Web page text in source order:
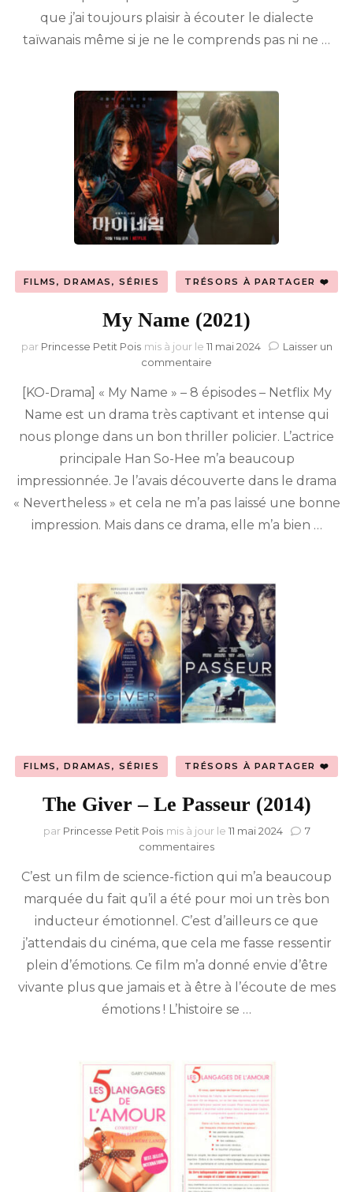
que j’ai toujours plaisir à écouter le dialecte
taïwanais même si je ne le comprends pas ni ne …
FILMS, DRAMAS, SÉRIES TRÉSORS À PARTAGER ❤️
My Name (2021)
par Princesse Petit Pois mis à jour le 11 mai 2024
Laisser un
commentaire
Name
(2021)
[KO-Drama] « My Name » – 8 épisodes – Netflix My
Name est un drama très captivant et intense qui
nous plonge dans un bon thriller policier. L’actrice
principale Han So-Hee m’a beaucoup
impressionnée. Je l’avais découverte dans le drama
« Nevertheless » et cela ne m’a pas laissé une bonne
impression. Mais dans ce drama, elle m’a bien …
FILMS, DRAMAS, SÉRIES TRÉSORS À PARTAGER ❤️
The Giver – Le Passeur (2014)
par Princesse Petit Pois mis à jour le 11 mai 2024
7
commentairessur
Giver
–
Passeur
(2014)
C’est un film de science-fiction qui m’a beaucoup
marquée du fait qu’il a été pour moi un très bon
inducteur émotionnel. C’est d’ailleurs ce que
j’attendais du cinéma, que cela me fasse ressentir
plein d’émotions. Ce film m’a donné envie d’être
vivante plus que jamais et à être à l’écoute de mes
émotions ! L’histoire se …